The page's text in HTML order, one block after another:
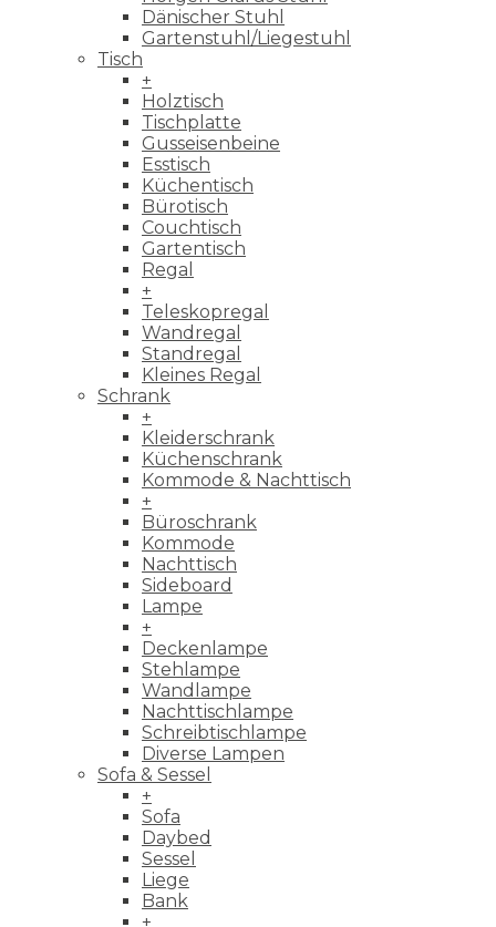
Dänischer Stuhl
Gartenstuhl/Liegestuhl
Tisch
+
Holztisch
Tischplatte
Gusseisenbeine
Esstisch
Küchentisch
Bürotisch
Couchtisch
Gartentisch
Regal
+
Teleskopregal
Wandregal
Standregal
Kleines Regal
Schrank
+
Kleiderschrank
Küchenschrank
Kommode & Nachttisch
+
Büroschrank
Kommode
Nachttisch
Sideboard
Lampe
+
Deckenlampe
Stehlampe
Wandlampe
Nachttischlampe
Schreibtischlampe
Diverse Lampen
Sofa & Sessel
+
Sofa
Daybed
Sessel
Liege
Bank
+